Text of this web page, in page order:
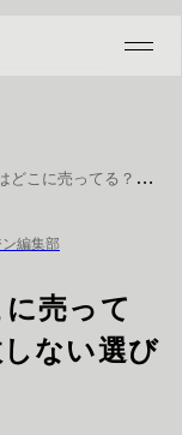
ポータブル冷蔵庫はどこに売ってる？お得な買い方・失敗しない選び方を解説
編集部
売って
ない選び